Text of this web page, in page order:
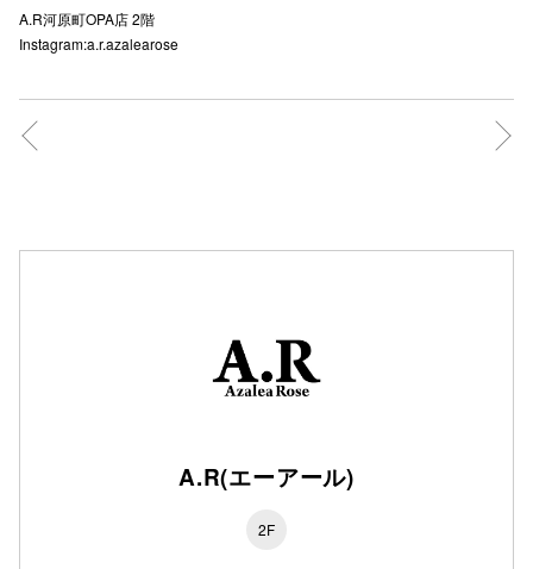
A.R河原町OPA店 2階
Instagram:a.r.azalearose
A.R(エーアール)
2F
三宮オ
キャナルシ